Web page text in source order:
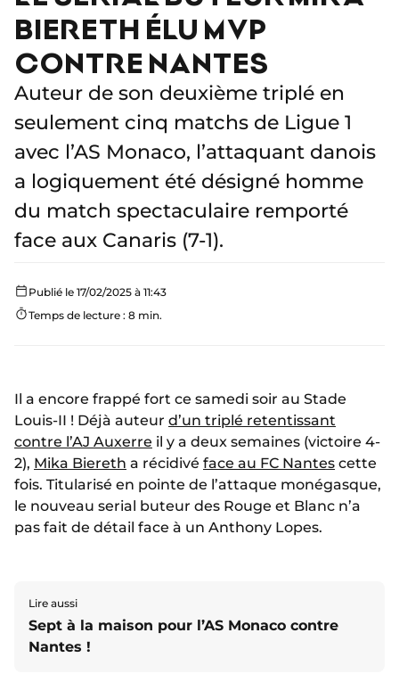
BIERETH ÉLU MVP
CONTRE NANTES
Auteur de son deuxième triplé en
seulement cinq matchs de Ligue 1
avec l’AS Monaco, l’attaquant danois
a logiquement été désigné homme
du match spectaculaire remporté
face aux Canaris (7-1).
Publié le 17/02/2025 à 11:43
Temps de lecture : 8 min.
Il a encore frappé fort ce samedi soir au Stade
Louis-II ! Déjà auteur d’un triplé retentissant
contre l’AJ Auxerre il y a deux semaines (victoire 4-
2), Mika Biereth a récidivé face au FC Nantes cette
fois. Titularisé en pointe de l’attaque monégasque,
le nouveau serial buteur des Rouge et Blanc n’a
pas fait de détail face à un Anthony Lopes.
Lire aussi
Sept à la maison pour l’AS Monaco contre
Nantes !